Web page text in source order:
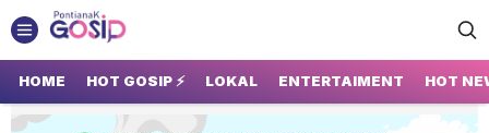
GOSIP PONTIANAK
Tempatnya Gosip Terupdate Pontianak
HOME HOT GOSIP ⚡ LOKAL ENTERTAIMENT HOT